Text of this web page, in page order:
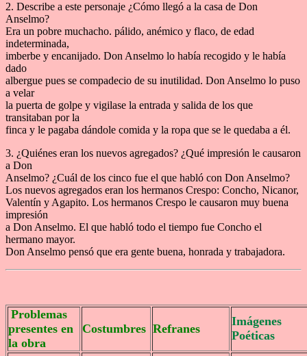
2. Describe a este personaje ¿Cómo llegó a la casa de Don
Anselmo?
Era un pobre muchacho. pálido, anémico y flaco, de edad
indeterminada,
imberbe y encanijado. Don Anselmo lo había recogido y le había
dado
albergue pues se compadecio de su inutilidad. Don Anselmo lo puso
a velar
la puerta de golpe y vigilase la entrada y salida de los que
transitaban por la
finca y le pagaba dándole comida y la ropa que se le quedaba a él.
3. ¿Quiénes eran los nuevos agregados? ¿Qué impresión le causaron
a Don
Anselmo? ¿Cuál de los cinco fue el que habló con Don Anselmo?
Los nuevos agregados eran los hermanos Crespo: Concho, Nicanor,
Valentín y Agapito. Los hermanos Crespo le causaron muy buena
impresión
a Don Anselmo. El que habló todo el tiempo fue Concho el
hermano mayor.
Don Anselmo pensó que era gente buena, honrada y trabajadora.
Problemas
presentes en
la obra
Costumbres Refranes
Imágenes
Poéticas